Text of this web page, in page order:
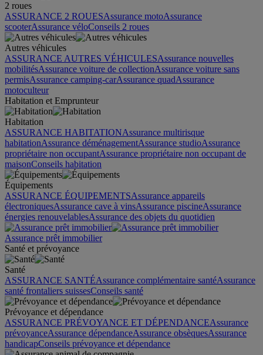
2 roues
ASSURANCE 2 ROUESAssurance motoAssurance
scooterAssurance véloConseils 2 roues
Autres véhicules
ASSURANCE AUTRES VÉHICULESAssurance nouvelles
mobilitésAssurance voiture de collectionAssurance voiture sans
permisAssurance camping-carAssurance quadAssurance
motoculteur
Habitation et Emprunteur
Habitation
ASSURANCE HABITATIONAssurance multirisque
habitationAssurance déménagementAssurance studioAssurance
propriétaire non occupantAssurance propriétaire non occupant de
maisonConseils habitation
Équipements
ASSURANCE ÉQUIPEMENTSAssurance appareils
électroniquesAssurance cave à vinsAssurance piscineAssurance
énergies renouvelablesAssurance des objets du quotidien
Assurance prêt immobilier
Santé et prévoyance
Santé
ASSURANCE SANTÉAssurance complémentaire santéAssurance
santé frontaliers suissesConseils santé
Prévoyance et dépendance
ASSURANCE PRÉVOYANCE ET DÉPENDANCEAssurance
prévoyanceAssurance dépendanceAssurance obsèquesAssurance
handicapConseils prévoyance et dépendance